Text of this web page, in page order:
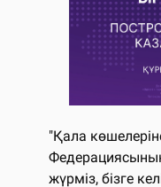
"Қала
жүрміз, бізге